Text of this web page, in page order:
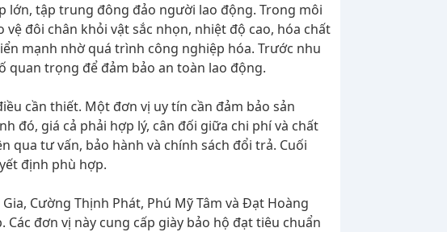
lớn, tập trung đông đảo người lao động. Trong môi
đôi chân khỏi vật sắc nhọn, nhiệt độ cao, hóa chất
mạnh nhờ quá trình công nghiệp hóa. Trước nhu
quan trọng để đảm bảo an toàn lao động.
cần thiết. Một đơn vị uy tín cần đảm bảo sản
đó, giá cả phải hợp lý, cân đối giữa chi phí và chất
qua tư vấn, bảo hành và chính sách đổi trả. Cuối
định phù hợp.
Cường Thịnh Phát, Phú Mỹ Tâm và Đạt Hoàng
đơn vị này cung cấp giày bảo hộ đạt tiêu chuẩn